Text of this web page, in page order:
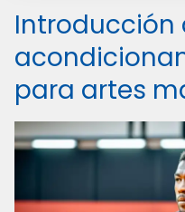
Introducción
para artes